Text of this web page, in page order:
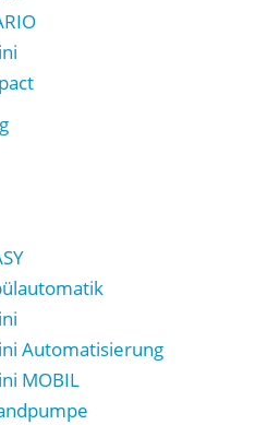
Automatisierung
MOBIL